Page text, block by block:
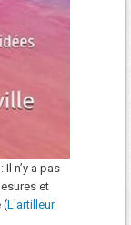
n’y a pas
et
(L'artilleur